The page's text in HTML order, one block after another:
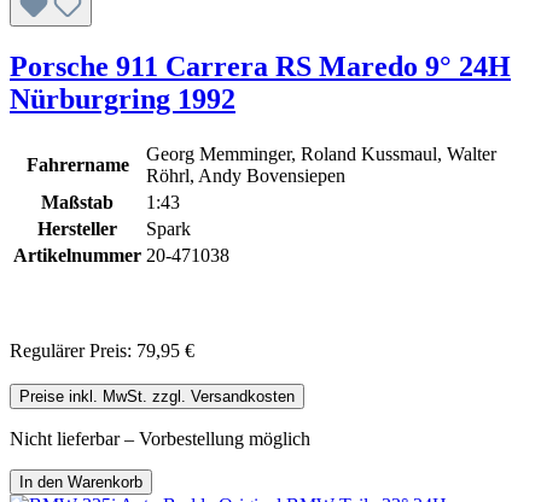
Porsche 911 Carrera RS Maredo 9° 24H
Nürburgring 1992
Fahrername
Georg Memminger, Roland Kussmaul, Walter
Röhrl, Andy Bovensiepen
Maßstab
1:43
Hersteller
Spark
Artikelnummer 20-471038
Regulärer Preis: 79,95 €
Preise inkl. MwSt. zzgl. Versandkosten
Nicht lieferbar – Vorbestellung möglich
In den Warenkorb